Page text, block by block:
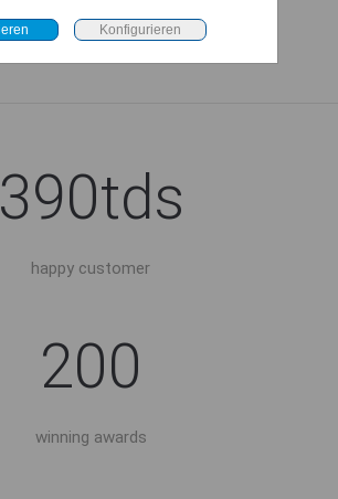
390tds
happy customer
200
winning awards